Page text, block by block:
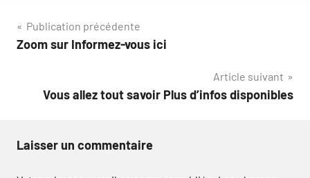
Navigation
de
Publication précédente
Zoom sur Informez-vous ici
Article suivant
Vous allez tout savoir Plus d’infos disponibles
Laisser un commentaire